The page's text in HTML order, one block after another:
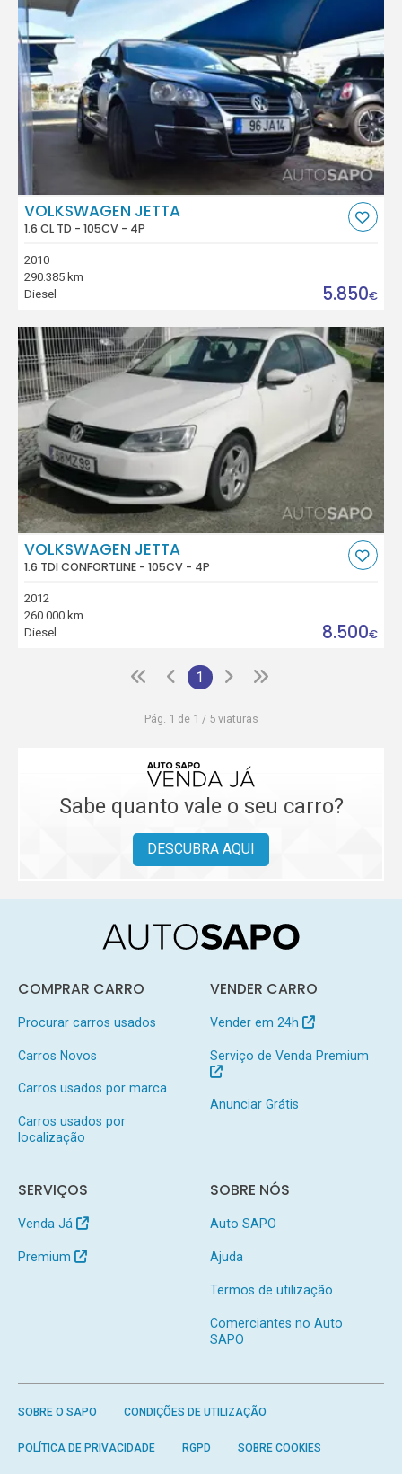
VOLKSWAGEN JETTA
1.6 CL TD - 105CV - 4P
2010
290.385 km
Diesel
5.850€
VOLKSWAGEN JETTA
1.6 TDI CONFORTLINE - 105CV - 4P
2012
260.000 km
Diesel
8.500€
1
Pág. 1 de 1 / 5 viaturas
Sabe quanto vale o seu carro?
DESCUBRA AQUI
COMPRAR CARRO
Procurar carros usados
Carros Novos
Carros usados por marca
Carros usados por
localização
VENDER CARRO
Vender em 24h
Serviço de Venda Premium
Anunciar Grátis
SERVIÇOS
Venda Já
Premium
SOBRE NÓS
Auto SAPO
Ajuda
Termos de utilização
Comerciantes no Auto
SAPO
SOBRE O SAPO CONDIÇÕES DE UTILIZAÇÃO
POLÍTICA DE PRIVACIDADE RGPD SOBRE COOKIES